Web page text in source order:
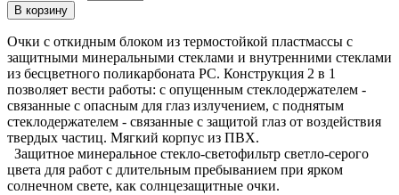
В корзину
Очки с откидным блоком из термостойкой пластмассы с
защитными минеральными стеклами и внутренними стеклами
из бесцветного поликарбоната РС. Конструкция 2 в 1
позволяет вести работы: с опущенным стеклодержателем -
связанные с опасным для глаз излучением, с поднятым
стеклодержателем - связанные с защитой глаз от воздействия
твердых частиц. Мягкий корпус из ПВХ.
Защитное минеральное стекло-светофильтр светло-серого
цвета для работ с длительным пребыванием при ярком
солнечном свете, как солнцезащитные очки.